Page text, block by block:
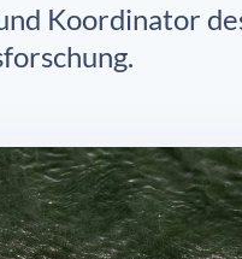
Koordinator